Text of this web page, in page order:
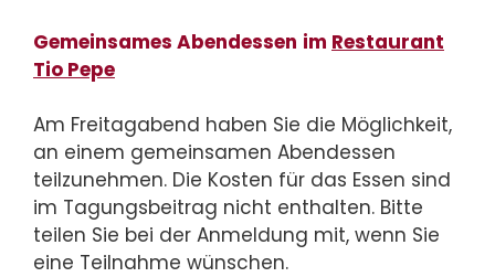
Gemeinsames Abendessen im Restaurant
Tio Pepe
Am Freitagabend haben Sie die Möglichkeit,
an einem gemeinsamen Abendessen
teilzunehmen. Die Kosten für das Essen sind
im Tagungsbeitrag nicht enthalten. Bitte
teilen Sie bei der Anmeldung mit, wenn Sie
eine Teilnahme wünschen.